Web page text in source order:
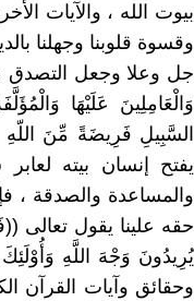
بيوت الله ، والآيات
وقسوة قلوبنا وجهلنا
جل وعلا وجعل التصدق
وَالْعَامِلِينَ عَلَيْهَا
يفتح إنسان بيته
والمساعدة والصدقة ،
حقه علينا يقول تعالى
وحقائق وآيات القرآن